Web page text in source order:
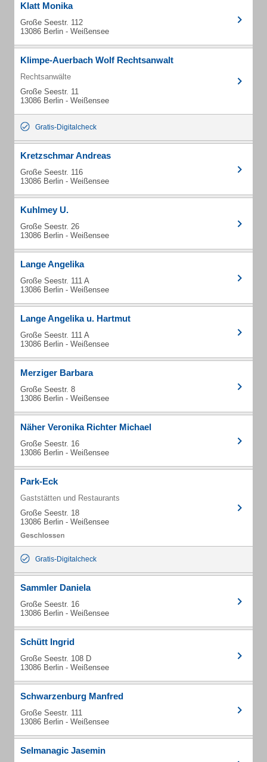
Klatt Monika
Große Seestr. 112
13086 Berlin - Weißensee
Klimpe-Auerbach Wolf Rechtsanwalt
Rechtsanwälte
Große Seestr. 11
13086 Berlin - Weißensee
Gratis-Digitalcheck
Kretzschmar Andreas
Große Seestr. 116
13086 Berlin - Weißensee
Kuhlmey U.
Große Seestr. 26
13086 Berlin - Weißensee
Lange Angelika
Große Seestr. 111 A
13086 Berlin - Weißensee
Lange Angelika u. Hartmut
Große Seestr. 111 A
13086 Berlin - Weißensee
Merziger Barbara
Große Seestr. 8
13086 Berlin - Weißensee
Näher Veronika Richter Michael
Große Seestr. 16
13086 Berlin - Weißensee
Park-Eck
Gaststätten und Restaurants
Große Seestr. 18
13086 Berlin - Weißensee
Gratis-Digitalcheck
Sammler Daniela
Große Seestr. 16
13086 Berlin - Weißensee
Schütt Ingrid
Große Seestr. 108 D
13086 Berlin - Weißensee
Schwarzenburg Manfred
Große Seestr. 111
13086 Berlin - Weißensee
Selmanagic Jasemin